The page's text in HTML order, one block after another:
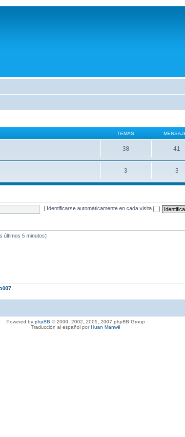
TEMAS
38 41
3 3
Identificarse automáticamente en cada visita
últimos 5 minutos)
Powered by phpBB © 2000, 2002, 2005, 2007 phpBB Group
Traducción al español porHuan Manwë